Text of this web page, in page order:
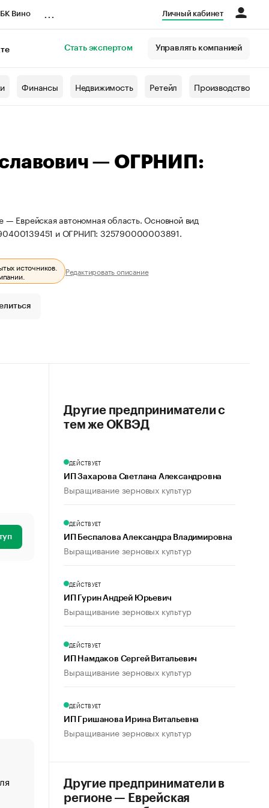
Вино Личный кабинет
Стать экспертом Управлять компанией
Финансы Недвижимость Ретейл Производство
— ОГРНИП:
Еврейская автономная область. Основной вид
и ОГРНИП: 325790000003891.
источников.
Редактировать описание
«От спорта тело стареет иначе». Как живет глава
создавшей GTA
Другие предприниматели с
тем же ОКВЭД
ДЕЙСТВУЕТ
ИП Захарова Светлана Александровна
Выращивание зерновых культур
ДЕЙСТВУЕТ
ИП Беспалова Александра Владимировна
Выращивание зерновых культур
ДЕЙСТВУЕТ
ИП Гурин Андрей Юрьевич
Выращивание зерновых культур
ДЕЙСТВУЕТ
ИП Намдаков Сергей Витальевич
Выращивание зерновых культур
ДЕЙСТВУЕТ
ИП Гришанова Ирина Витальевна
Выращивание зерновых культур
Другие предприниматели в
регионе — Еврейская